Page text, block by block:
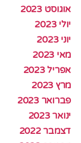
אוגוסט 2023
יולי 2023
יוני 2023
מאי 2023
אפריל 2023
מרץ 2023
פברואר 2023
ינואר 2023
דצמבר 2022